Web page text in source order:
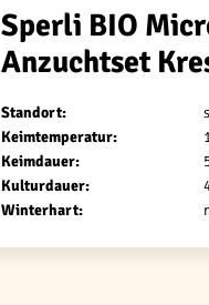
Sperli BIO
Anzuchtset
Standort:
Keimtemperatur:
Keimdauer:
Kulturdauer:
Winterhart: